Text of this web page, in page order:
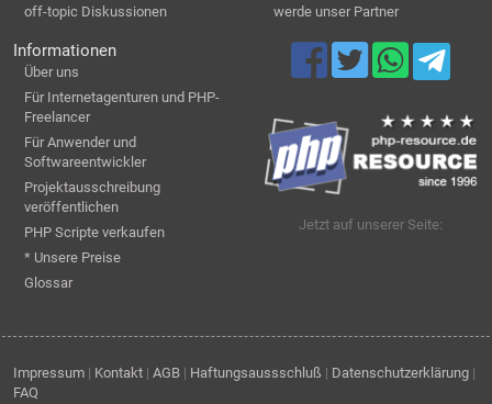
off-topic Diskussionen
werde unser Partner
Informationen
Über uns
Für Internetagenturen und PHP-
Freelancer
Für Anwender und
Softwareentwickler
Projektausschreibung
veröffentlichen
PHP Scripte verkaufen
* Unsere Preise
Glossar
Jetzt auf unserer Seite:
Impressum | Kontakt | AGB | Haftungsaussschluß | Datenschutzerklärung |
FAQ